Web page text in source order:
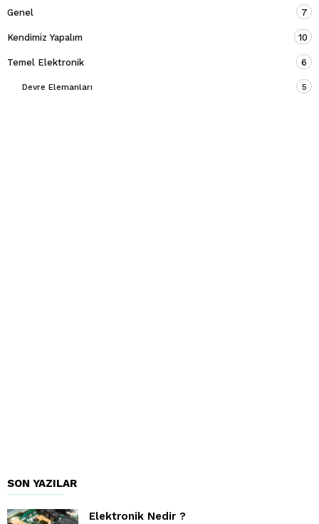
Genel 7
Kendimiz Yapalım 10
Temel Elektronik 6
Devre Elemanları 5
SON YAZILAR
Elektronik Nedir ?